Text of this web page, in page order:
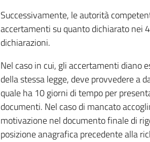
Successivamente, le autorità
accertamenti su quanto dichiarato nei
dichiarazioni.
Nel caso in cui, gli accertamenti diano
della stessa legge, deve provvedere a
quale ha 10 giorni di tempo per
documenti. Nel caso di mancato
motivazione nel documento finale di
posizione anagrafica precedente alla